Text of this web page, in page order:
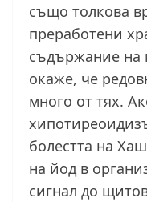
също толкова
преработени
съдържание на
окаже, че
много от тях.
болестта на
на йод в
сигнал до